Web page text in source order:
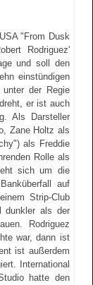
"From Dusk
Rodriguez'
und soll den
einstündigen
der Regie
er ist auch
Als Darsteller
Zane Holtz als
als Freddie
Rolle als
sich um die
auf
Strip-Club
dunkler als der
Rodriguez
war, dann ist
ist außerdem
International
hatte den